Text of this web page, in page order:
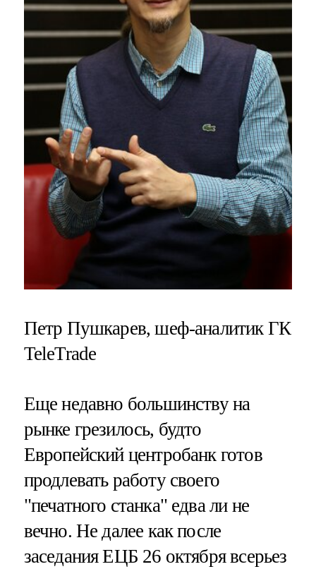
Петр Пушкарев, шеф-аналитик ГК
TeleTrade
Еще недавно большинству на
рынке грезилось, будто
Европейский центробанк готов
продлевать работу своего
"печатного станка" едва ли не
вечно. Не далее как после
заседания ЕЦБ 26 октября всерьез